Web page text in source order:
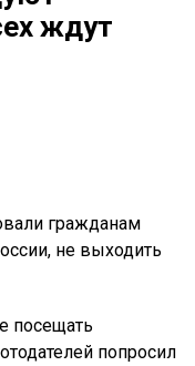
ждут
гражданам
не выходить
посещать
попросил